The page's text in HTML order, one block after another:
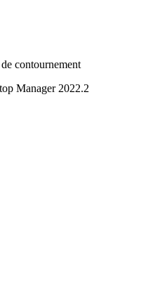
contournement
Manager 2022.2